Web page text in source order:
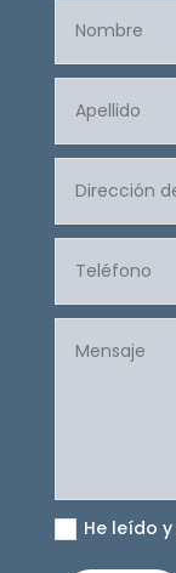
He leído